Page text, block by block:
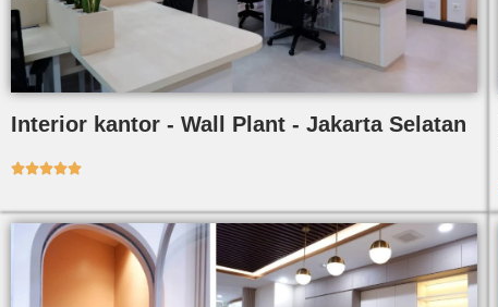
Interior kantor - Wall Plant - Jakarta Selatan
